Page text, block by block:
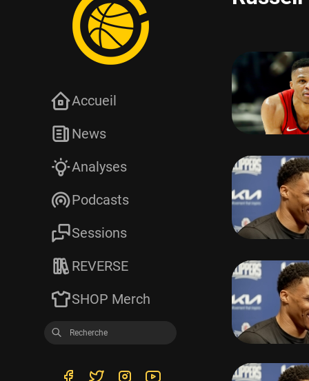
Accueil
News
Analyses
Podcasts
Sessions
REVERSE
SHOP Merch